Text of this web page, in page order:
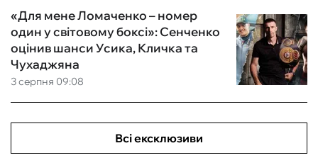
3 серпня 09:08
«Для мене Ломаченко – номер
один у світовому боксі»: Сенченко
оцінив шанси Усика, Кличка та
Чухаджяна
Всі ексклюзиви